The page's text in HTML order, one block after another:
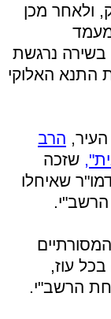
ולאחר מכן
מעמד
נרגשת
התנא האלוקי
הרב
שזכה
שאיחלו
הרשב"י.
עוז,
הרשב"י.